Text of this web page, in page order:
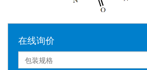
在线询价